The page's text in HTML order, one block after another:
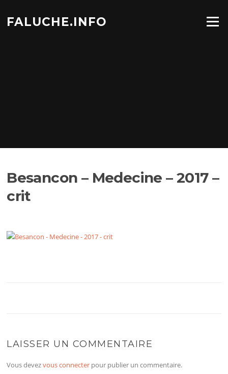
contenu
FALUCHE.INFO Menu
Besancon – Medecine – 2017 –
crit
LAISSER UN COMMENTAIRE
Vous devezvous connecter pour publier un commentaire.